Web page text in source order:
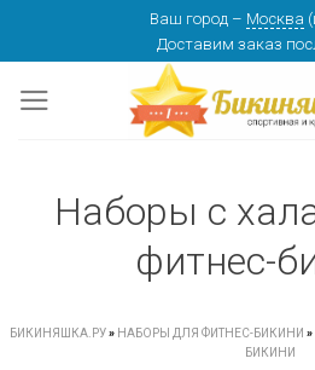
content
Ваш город – Москва (
Доставим заказ
Наборы с
фитнес-
БИКИНЯШКА.РУ» НАБОРЫ ДЛЯ ФИТНЕС-БИКИНИ »
БИКИНИ